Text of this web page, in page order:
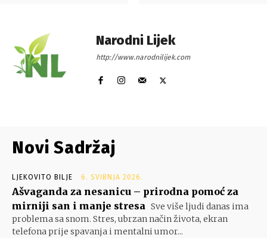
Narodni Lijek
http://www.narodnilijek.com
Novi Sadržaj
LJEKOVITO BILJE 6. SVIBNJA 2026.
Ašvaganda za nesanicu – prirodna pomoć za
mirniji san i manje stresa Sve više ljudi danas ima
problema sa snom. Stres, ubrzan način života, ekran
telefona prije spavanja i mentalni umor...